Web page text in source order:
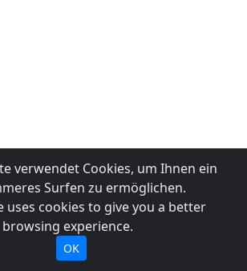
verwendet Cookies, um Ihnen ein
Surfen zu ermöglichen.
uses cookies to give you a better
browsing experience.
OK